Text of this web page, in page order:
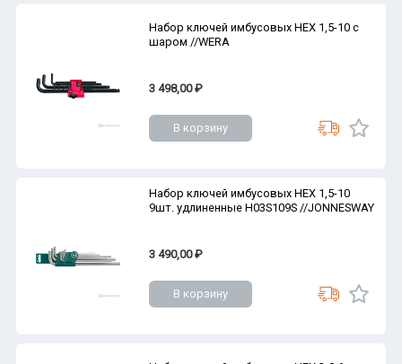
Набор ключей имбусовых HEX 1,5-10 с
шаром //WERA
3 498,00 ₽
В корзину
Набор ключей имбусовых HEX 1,5-10
9шт. удлиненные H03S109S //JONNESWAY
3 490,00 ₽
В корзину